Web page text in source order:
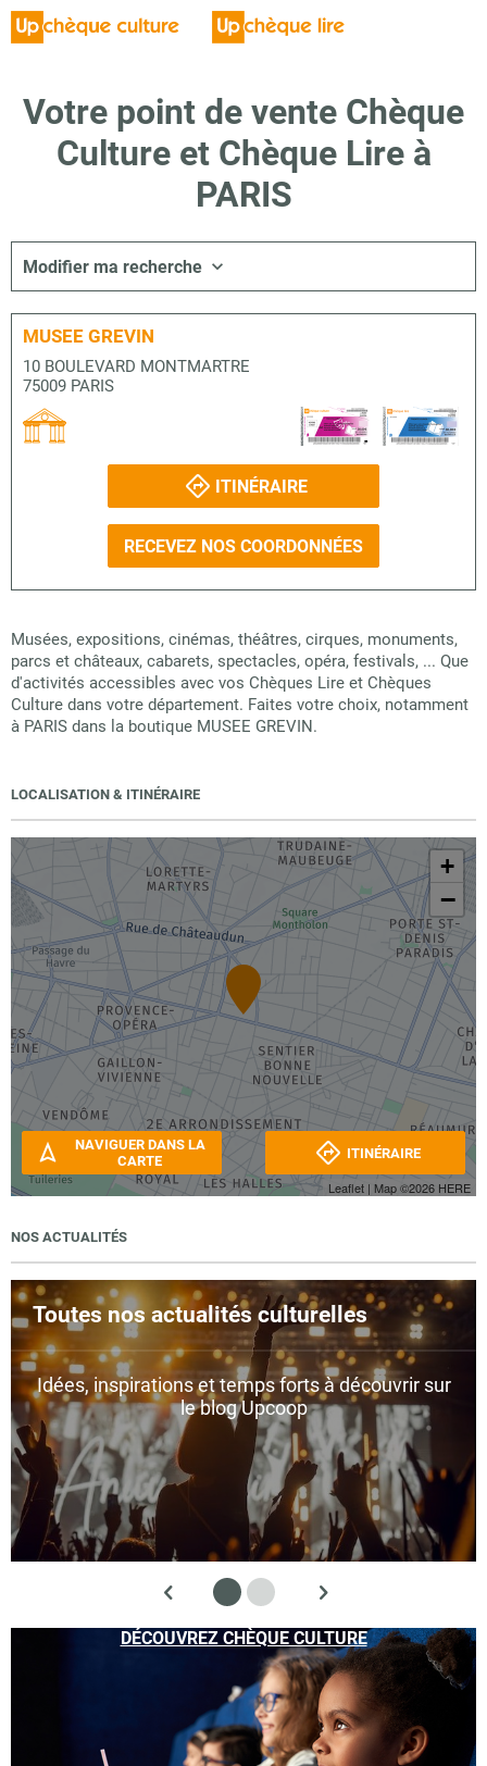
Votre point de vente Chèque
Culture et Chèque Lire à
PARIS
Modifier ma recherche
MUSEE GREVIN
10 BOULEVARD MONTMARTRE
75009 PARIS
ITINÉRAIRE
RECEVEZ NOS COORDONNÉES
Musées, expositions, cinémas, théâtres, cirques, monuments,
parcs et châteaux, cabarets, spectacles, opéra, festivals, ... Que
d'activités accessibles avec vos Chèques Lire et Chèques
Culture dans votre département. Faites votre choix, notamment
à PARIS dans la boutique MUSEE GREVIN.
LOCALISATION & ITINÉRAIRE
+
−
Leaflet | Map ©2026 HERE
NAVIGUER DANS LA
CARTE
ITINÉRAIRE
NOS ACTUALITÉS
Toutes nos actualités culturelles
Idées, inspirations et temps forts à découvrir sur
le blog Upcoop
DÉCOUVREZ CHÈQUE CULTURE